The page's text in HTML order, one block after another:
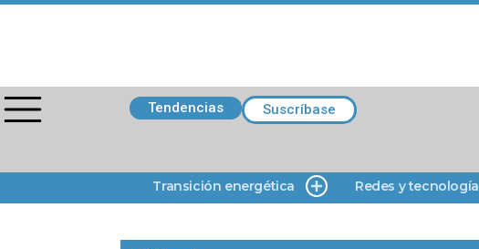
Tendencias Suscríbase
Transición energética Redes y tecnología